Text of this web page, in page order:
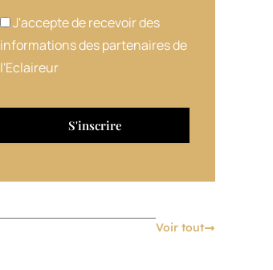
J'accepte de recevoir des
informations des partenaires de
l'Eclaireur
Voir tout